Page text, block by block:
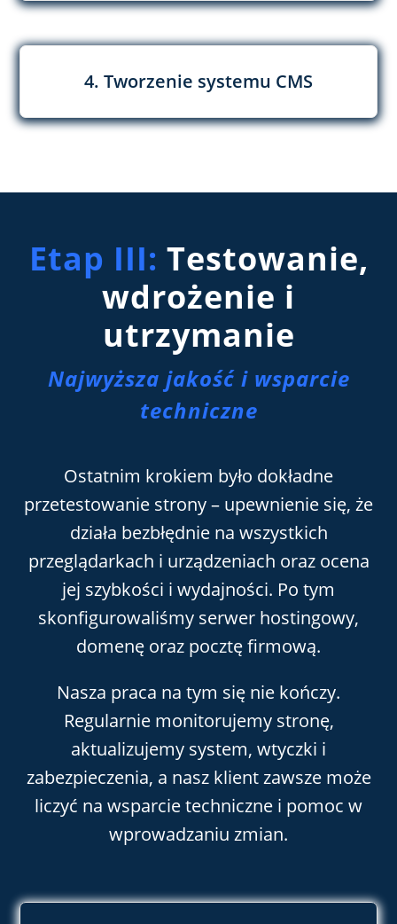
4. Tworzenie systemu CMS
Etap III: Testowanie,
wdrożenie i
utrzymanie
Najwyższa jakość i wsparcie
techniczne
Ostatnim krokiem było dokładne
przetestowanie strony – upewnienie się, że
działa bezbłędnie na wszystkich
przeglądarkach i urządzeniach oraz ocena
jej szybkości i wydajności. Po tym
skonfigurowaliśmy serwer hostingowy,
domenę oraz pocztę firmową.
Nasza praca na tym się nie kończy.
Regularnie monitorujemy stronę,
aktualizujemy system, wtyczki i
zabezpieczenia, a nasz klient zawsze może
liczyć na wsparcie techniczne i pomoc w
wprowadzaniu zmian.